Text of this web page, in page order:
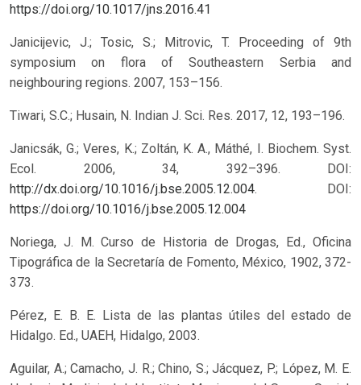
https://doi.org/10.1017/jns.2016.41
Janicijevic, J.; Tosic, S.; Mitrovic, T. Proceeding of 9th
symposium on flora of Southeastern Serbia and
neighbouring regions. 2007, 153–156.
Tiwari, S.C.; Husain, N. Indian J. Sci. Res. 2017, 12, 193–196.
Janicsák, G.; Veres, K.; Zoltán, K. A., Máthé, I. Biochem. Syst.
Ecol. 2006, 34, 392–396. DOI:
http://dx.doi.org/10.1016/j.bse.2005.12.004. DOI:
https://doi.org/10.1016/j.bse.2005.12.004
Noriega, J. M. Curso de Historia de Drogas, Ed., Oficina
Tipográfica de la Secretaría de Fomento, México, 1902, 372-
373.
Pérez, E. B. E. Lista de las plantas útiles del estado de
Hidalgo. Ed., UAEH, Hidalgo, 2003.
Aguilar, A.; Camacho, J. R.; Chino, S.; Jácquez, P.; López, M. E.